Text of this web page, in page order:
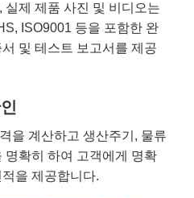
실제 제품 사진 및 비디오는
ISO9001 등을 포함한 완
및 테스트 보고서를 제공
을 계산하고 생산주기, 물류
명확히 하여 고객에게 명확
을 제공합니다.